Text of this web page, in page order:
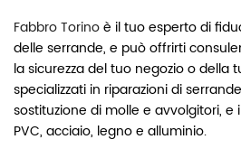
Fabbro Torinoè il tuo esperto di
delle serrande, e può offrirti
la sicurezza del tuo negozio o della
specializzati in riparazioni di
sostituzione di molle e avvolgitori,
PVC, acciaio, legno e alluminio.